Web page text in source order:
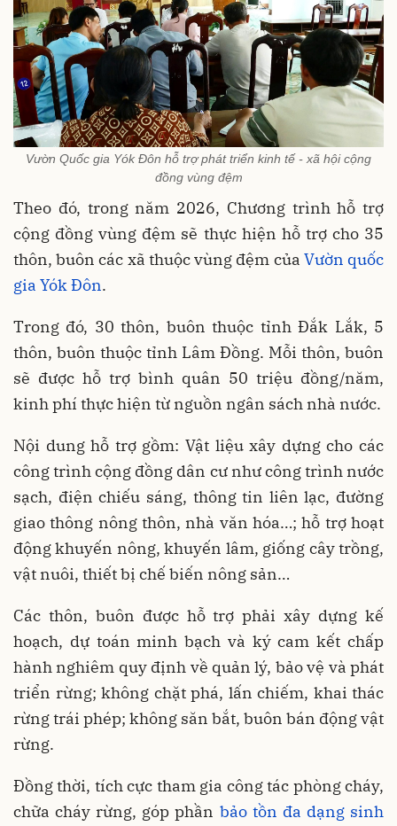
Vườn Quốc gia Yók Đôn hỗ trợ phát triển kinh tế - xã hội cộng
đồng vùng đệm
Theo đó, trong năm 2026, Chương trình hỗ trợ
cộng đồng vùng đệm sẽ thực hiện hỗ trợ cho 35
thôn, buôn các xã thuộc vùng đệm của Vườn quốc
gia Yók Đôn.
Trong đó, 30 thôn, buôn thuộc tỉnh Đắk Lắk, 5
thôn, buôn thuộc tỉnh Lâm Đồng. Mỗi thôn, buôn
sẽ được hỗ trợ bình quân 50 triệu đồng/năm,
kinh phí thực hiện từ nguồn ngân sách nhà nước.
Nội dung hỗ trợ gồm: Vật liệu xây dựng cho các
công trình cộng đồng dân cư như công trình nước
sạch, điện chiếu sáng, thông tin liên lạc, đường
giao thông nông thôn, nhà văn hóa…; hỗ trợ hoạt
động khuyến nông, khuyến lâm, giống cây trồng,
vật nuôi, thiết bị chế biến nông sản…
Các thôn, buôn được hỗ trợ phải xây dựng kế
hoạch, dự toán minh bạch và ký cam kết chấp
hành nghiêm quy định về quản lý, bảo vệ và phát
triển rừng; không chặt phá, lấn chiếm, khai thác
rừng trái phép; không săn bắt, buôn bán động vật
rừng.
Đồng thời, tích cực tham gia công tác phòng cháy,
chữa cháy rừng, góp phần bảo tồn đa dạng sinh